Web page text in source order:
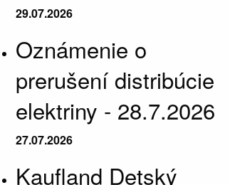
29.07.2026
Oznámenie o
prerušení distribúcie
elektriny - 28.7.2026
27.07.2026
Kaufland Detský